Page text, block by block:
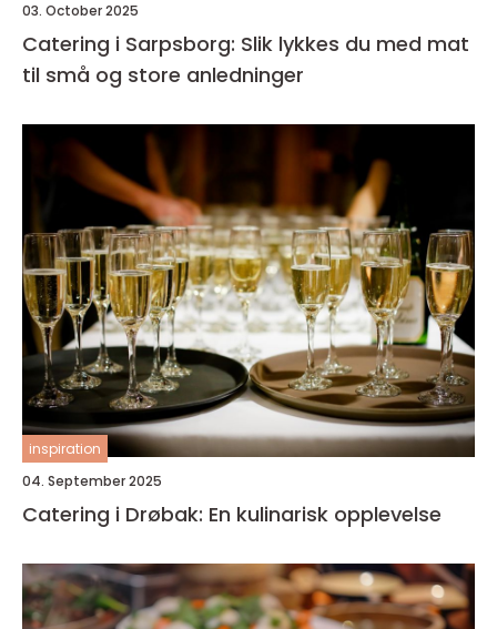
03. October 2025
Catering i Sarpsborg: Slik lykkes du med mat
til små og store anledninger
inspiration
04. September 2025
Catering i Drøbak: En kulinarisk opplevelse